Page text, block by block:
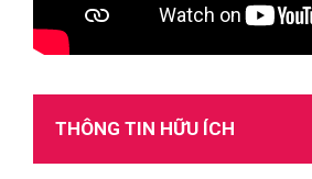
THÔNG TIN HỮU ÍCH